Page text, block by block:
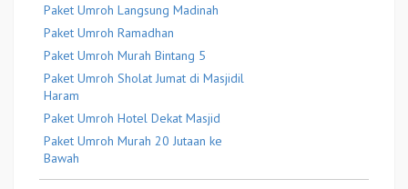
Paket Umroh Langsung Madinah
Paket Umroh Ramadhan
Paket Umroh Murah Bintang 5
Paket Umroh Sholat Jumat di Masjidil
Haram
Paket Umroh Hotel Dekat Masjid
Paket Umroh Murah 20 Jutaan ke
Bawah